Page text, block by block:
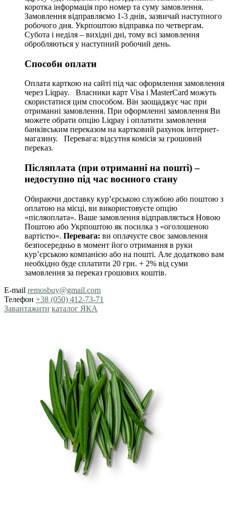
коротка інформація про номер та суму замовлення.
Замовлення відправляємо 1-3 днів, зазвичай наступного
робочого дня. Укрпоштою відправка по четвергам.
Субота і неділя – вихідні дні, тому всі замовлення
обробляються у наступний робочий день.
Способи оплати
Оплата карткою на сайті під час оформлення замовлення
через Liqpay. Власники карт Visa і MasterCard можуть
скористатися цим способом. Він заощаджує час при
отриманні замовлення. При оформленні замовлення Ви
можете обрати опцію Liqpay і оплатити замовлення
банківським переказом на картковий рахунок інтернет-
магазину. Перевага: відсутня комісія за грошовий
переказ.
Післяплата (при отриманні на пошті) –
недоступно під час воєнного стану
Обираючи доставку кур’єрською службою або поштою з
оплатою на місці, ви використовуєте опцію
«післяоплата». Ваше замовлення відправляється Новою
Поштою або Укрпоштою як посилка з «оголошеною
вартістю». Перевага: ви оплачуєте своє замовлення
безпосередньо в момент його отримання в руки
кур’єрською компанією або на пошті. Але додатково вам
необхідно буде сплатити 20 грн. + 2% від суми
замовлення за переказ грошових коштів.
E-mail remosbuy@gmail.com
Телефон +38 (050) 412-73-71
Завантажити каталог ЯКА